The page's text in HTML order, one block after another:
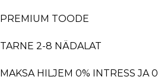
PREMIUM TOODE
TARNE 2-8 NÄDALAT
MAKSA HILJEM 0% INTRESS JA